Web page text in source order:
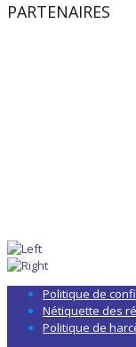
PARTENAIRES
Politique de
Nétiquette des
Politique de